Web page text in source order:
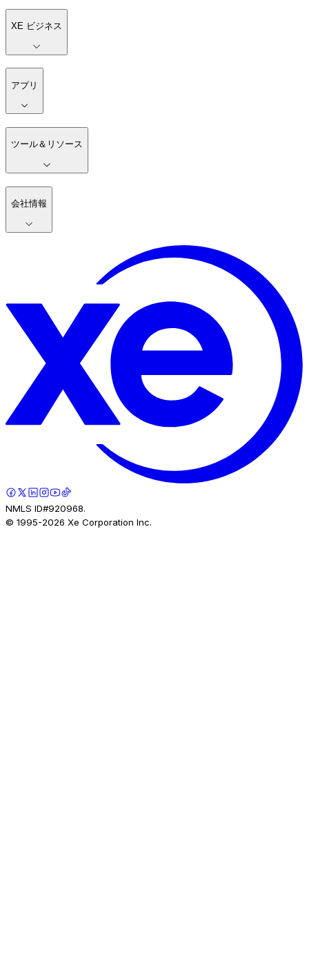
XE ビジネス
アプリ
ツール＆リソース
会社情報
NMLS ID#920968.
© 1995-2026 Xe Corporation Inc.